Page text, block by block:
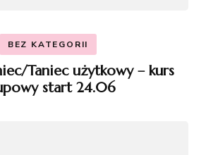
BEZ KATEGORII
Taniec użytkowy – kurs
start 24.06